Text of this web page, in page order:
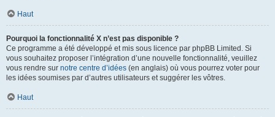
Haut
Pourquoi la fonctionnalité X n’est pas disponible ?
Ce programme a été développé et mis sous licence par phpBB Limited. Si
vous souhaitez proposer l’intégration d’une nouvelle fonctionnalité, veuillez
vous rendre sur notre centre d’idées (en anglais) où vous pourrez voter pour
les idées soumises par d’autres utilisateurs et suggérer les vôtres.
Haut